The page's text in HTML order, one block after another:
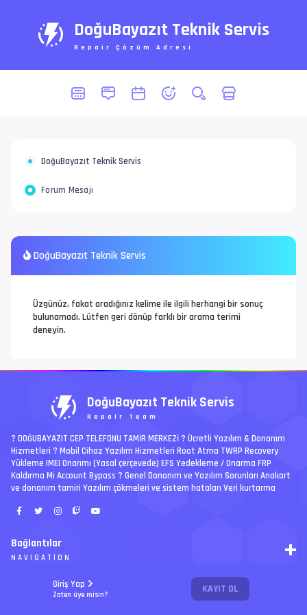
DoğuBayazıt Teknik Servis
Repair Çözüm Adresi
Giriş Yap
Zaten üye misin? KAYIT OL
DoğuBayazıt Teknik Servis
Forum Mesajı
DoğuBayazıt Teknik Servis
Üzgünüz, fakat aradığınız kelime ile ilgili herhangi bir sonuç
bulunamadı. Lütfen geri dönüp farklı bir arama terimi
deneyin.
DoğuBayazıt Teknik Servis
Repair Team
? DOĞUBAYAZIT CEP TELEFONU TAMİR MERKEZİ ?️ Ücretli Yazılım & Donanım
Hizmetleri ? Mobil Cihaz Yazılım Hizmetleri Root Atma TWRP Recovery
Yükleme IMEI Onarımı (Yasal çerçevede) EFS Yedekleme / Onarma FRP
Kaldırma Mi Account Bypass ? Genel Donanım ve Yazılım Sorunları Anakart
ve donanım tamiri Yazılım çökmeleri ve sistem hataları Veri kurtarma
Bağlantılar
NAVIGATION
Ücretli İşler | Paid Jobs